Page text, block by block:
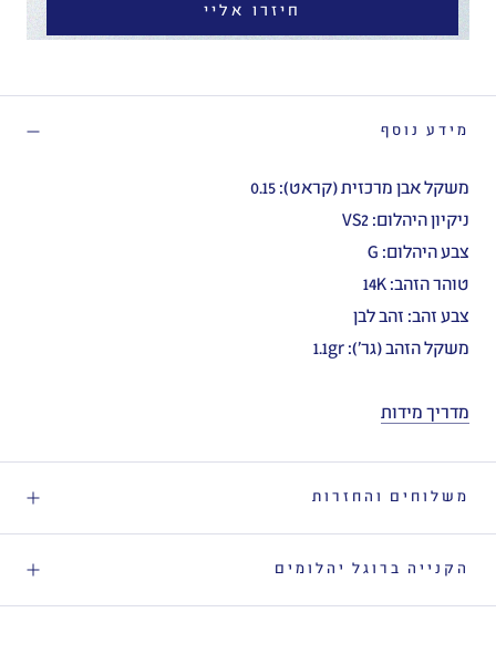
חיזרו אליי
מידע נוסף
משקל אבן מרכזית (קראט): 0.15
ניקיון היהלום: VS2
צבע היהלום: G
טוהר הזהב: 14K
צבע זהב: זהב לבן
משקל הזהב (גר'): 1.1gr
מדריך מידות
משלוחים והחזרות
הקנייה ברוגל יהלומים